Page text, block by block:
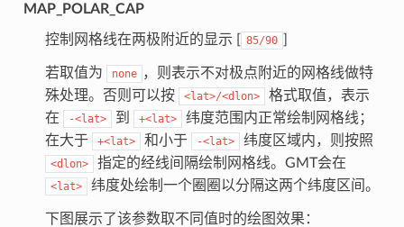
MAP_POLAR_CAP
控制网格线在两极附近的显示 [ 85/90
若取值为 none ，则表示不对极点附近的网格线做特
殊处理。否则可以按
<lat>/<dlon>
格式取值，表示
在
-<lat> 到 +<lat>
纬度范围内正常绘制网格线；
在大于
+<lat> 和小于 -<lat> 纬度区域内，则按照
<dlon> 指定的经线间隔绘制网格线。GMT会在
<lat> 纬度处绘制一个圈圈以分隔这两个纬度区间。
下图展示了该参数取不同值时的绘图效果：